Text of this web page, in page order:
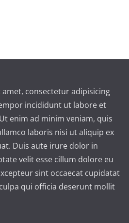
consectetur adipisicing
incididunt ut labore et
enim ad minim veniam, quis
laboris nisi ut aliquip ex
Duis aute irure dolor in
velit esse cillum dolore eu
sint occaecat cupidatat
qui officia deserunt mollit